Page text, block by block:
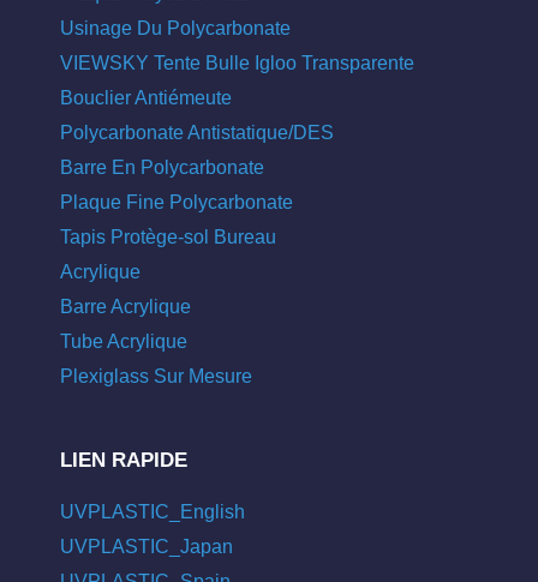
Usinage Du Polycarbonate
VIEWSKY Tente Bulle Igloo Transparente
Bouclier Antiémeute
Polycarbonate Antistatique/DES
Barre En Polycarbonate
Plaque Fine Polycarbonate
Tapis Protège-sol Bureau
Acrylique
Barre Acrylique
Tube Acrylique
Plexiglass Sur Mesure
LIEN RAPIDE
UVPLASTIC_English
UVPLASTIC_Japan